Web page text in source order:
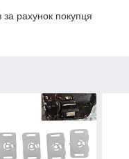
рахунок покупця